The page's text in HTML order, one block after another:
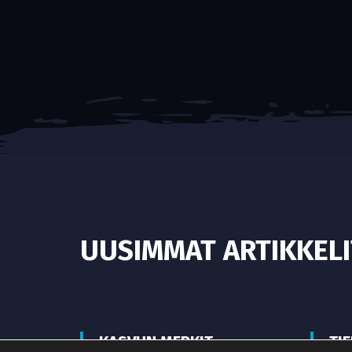
UUSIMMAT
KASVUN MERKIT